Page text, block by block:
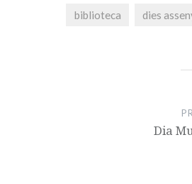
biblioteca dies
Dia